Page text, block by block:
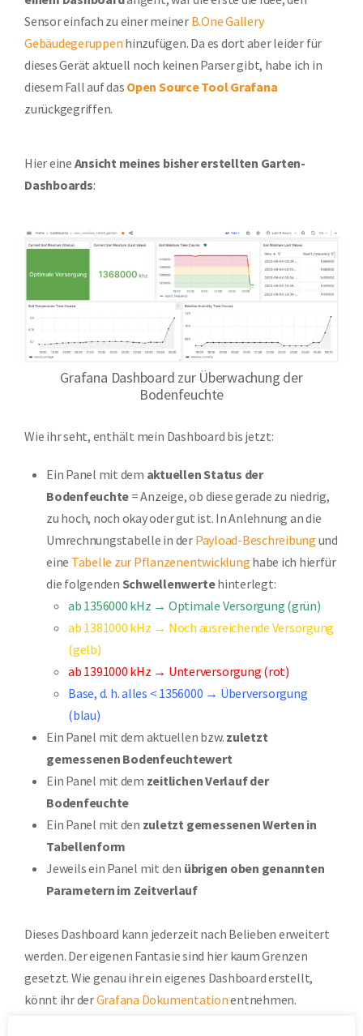
Sensor einfach zu einer meiner B.One Gallery
Gebäudegeruppen hinzufügen. Da es dort aber leider für
dieses Gerät aktuell noch keinen Parser gibt, habe ich in
diesem Fall auf das Open Source Tool Grafana
zurückgegriffen.
Hier eine Ansicht meines bisher erstellten Garten-
Dashboards:
Grafana Dashboard zur Überwachung der
Bodenfeuchte
Wie ihr seht, enthält mein Dashboard bis jetzt:
Ein Panel mit dem aktuellen Status der
Bodenfeuchte = Anzeige, ob diese gerade zu niedrig,
zu hoch, noch okay oder gut ist. In Anlehnung an die
Umrechnungstabelle in der Payload-Beschreibung und
eine Tabelle zur Pflanzenentwicklung habe ich hierfür
die folgenden Schwellenwertehinterlegt:
ab 1356000 kHz → Optimale Versorgung (grün)
ab 1381000 kHz → Noch ausreichende Versorgung
(gelb)
ab 1391000 kHz → Unterversorgung (rot)
Base, d. h. alles < 1356000 → Überversorgung
(blau)
Ein Panel mit dem aktuellen bzw. zuletzt
gemessenen Bodenfeuchtewert
Ein Panel mit dem zeitlichen Verlauf der
Bodenfeuchte
Ein Panel mit den zuletzt gemessenen Werten in
Tabellenform
Jeweils ein Panel mit den übrigen oben genannten
Parametern im Zeitverlauf
Dieses Dashboard kann jederzeit nach Belieben erweitert
werden. Der eigenen Fantasie sind hier kaum Grenzen
gesetzt. Wie genau ihr ein eigenes Dashboard erstellt,
könnt ihr derGrafana Dokumentationentnehmen.